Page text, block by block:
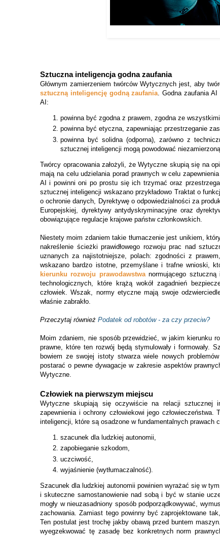
Sztuczna inteligencja godna zaufania
Głównym zamierzeniem twórców Wytycznych jest, aby
sztuczną inteligencję godną zaufania . Godna zaufania
AI:
powinna być zgodna z prawem, zgodna ze
powinna być etyczna, zapewniając przestrzeganie
powinna być solidna (odporna), zarówno z
sztucznej inteligencji mogą powodować
Twórcy opracowania założyli, że Wytyczne skupią się na
mają na celu udzielania porad prawnych w celu
AI i powinni oni po prostu się ich trzymać oraz
sztucznej inteligencji wskazano przykładowo Traktat o
o ochronie danych, Dyrektywę o odpowiedzialności za
Europejskiej, dyrektywy antydyskryminacyjne oraz
obowiązujące regulacje krajowe państw członkowskich.
Niestety moim zdaniem takie tłumaczenie jest unikiem,
nakreślenie ścieżki prawidłowego rozwoju prac nad
uznanych za najistotniejsze, polach: zgodności z
wskazano bardzo istotne, przemyślane i trafne wnioski,
kierunku rozwoju prawodawstwanormującego sztuczną
technologicznych, które krążą wokół zagadnień
człowiek. Wszak, normy etyczne mają swoje
właśnie zabrakło.
Przeczytaj również Podatek od robotów - za czy przeciw?
Moim zdaniem, nie sposób przewidzieć, w jakim kierunku
prawne, które ten rozwój będą stymulowały i formowały.
bowiem ze swojej istoty stwarza wiele nowych
postarać o pewne dywagacje w zakresie aspektów
Wytyczne.
Człowiek na pierwszym miejscu
Wytyczne skupiają się oczywiście na relacji sztucznej
zapewnienia i ochrony człowiekowi jego
inteligencji, które są osadzone w fundamentalnych prawach
szacunek dla ludzkiej autonomii,
zapobieganie szkodom,
uczciwość,
wyjaśnienie (wytłumaczalność).
Szacunek dla ludzkiej autonomii powinien wyrażać się w
i skuteczne samostanowienie nad sobą i być w stanie
mogły w nieuzasadniony sposób podporządkowywać,
zachowania.Zamiast tego powinny być zaprojektowane
Ten postulat jest trochę jakby obawą przed buntem
wyegzekwować tę zasadę bez konkretnych norm